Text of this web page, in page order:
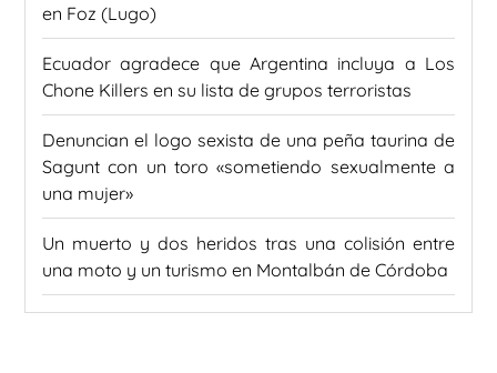
en Foz (Lugo)
Ecuador agradece que Argentina incluya a Los
Chone Killers en su lista de grupos terroristas
Denuncian el logo sexista de una peña taurina de
Sagunt con un toro «sometiendo sexualmente a
una mujer»
Un muerto y dos heridos tras una colisión entre
una moto y un turismo en Montalbán de Córdoba